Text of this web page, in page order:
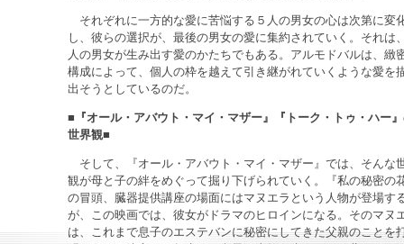
それぞれに一方的な愛に苦悩する５人の男女の心は次第に変
し、彼らの選択が、最後の男女の愛に集約されていく。それは
人の男女が生み出す愛のかたちでもある。アルモドバルは、緻
構成によって、個人の枠を越えて引き継がれていくような愛を
出そうとしているのだ。
■『オール・アバウト・マイ・マザー』『トーク・トゥ・ハー
世界観■
そして、『オール・アバウト・マイ・マザー』では、そんな
観が母と子の絆をめぐって掘り下げられていく。『私の秘密の
の冒頭、臓器提供講座の場面にはマヌエラという人物が登場す
が、この映画では、彼女がドラマのヒロインになる。そのマヌ
は、これまで息子のエステバンに秘密にしてきた父親のことを